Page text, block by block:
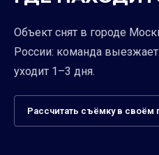
Объект снят в городе
России: команда
уходит 1–3 дня.
Рассчитать съёмку в своём